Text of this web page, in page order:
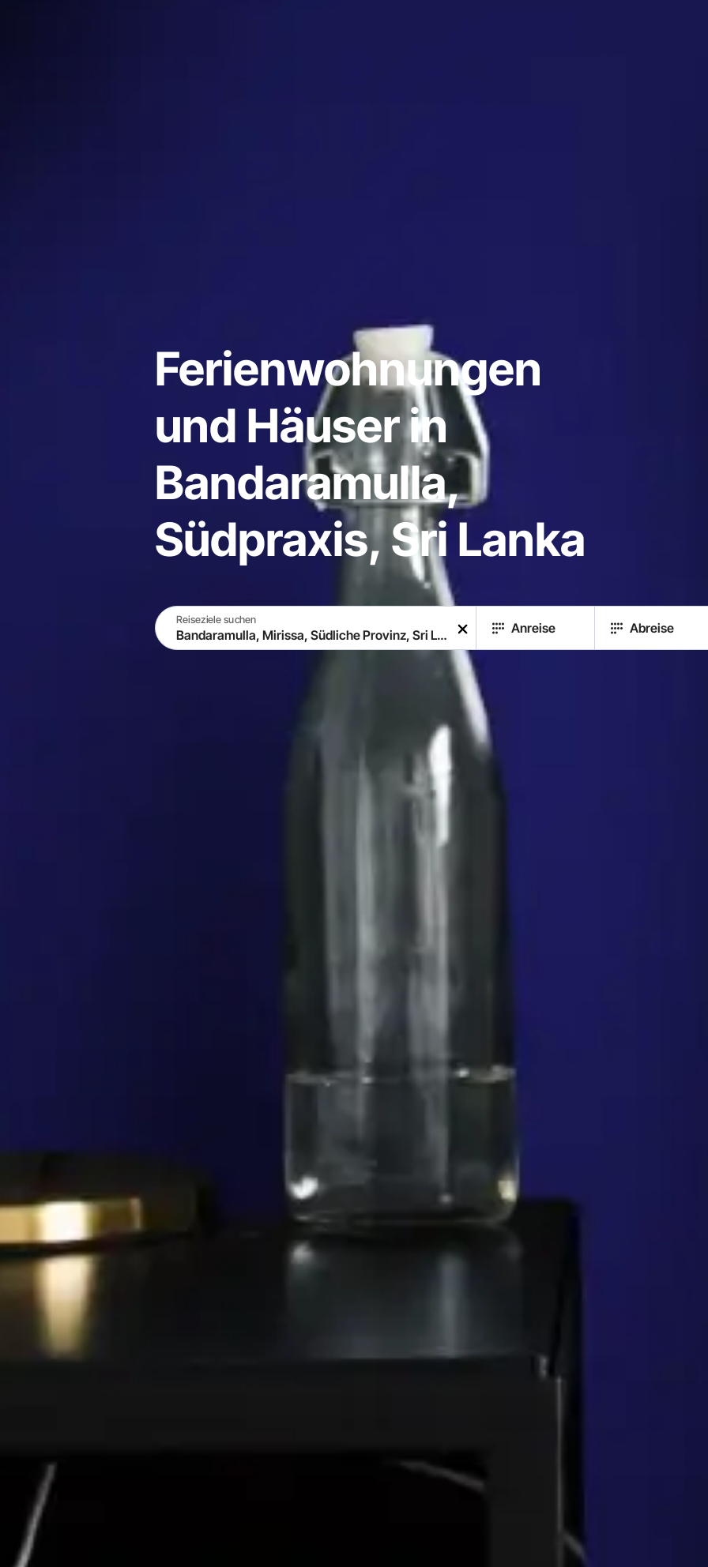
Ferienwohnungen
und Häuser in
Bandaramulla,
Südpraxis, Sri Lanka
Reiseziele suchen
Anreise Abreise